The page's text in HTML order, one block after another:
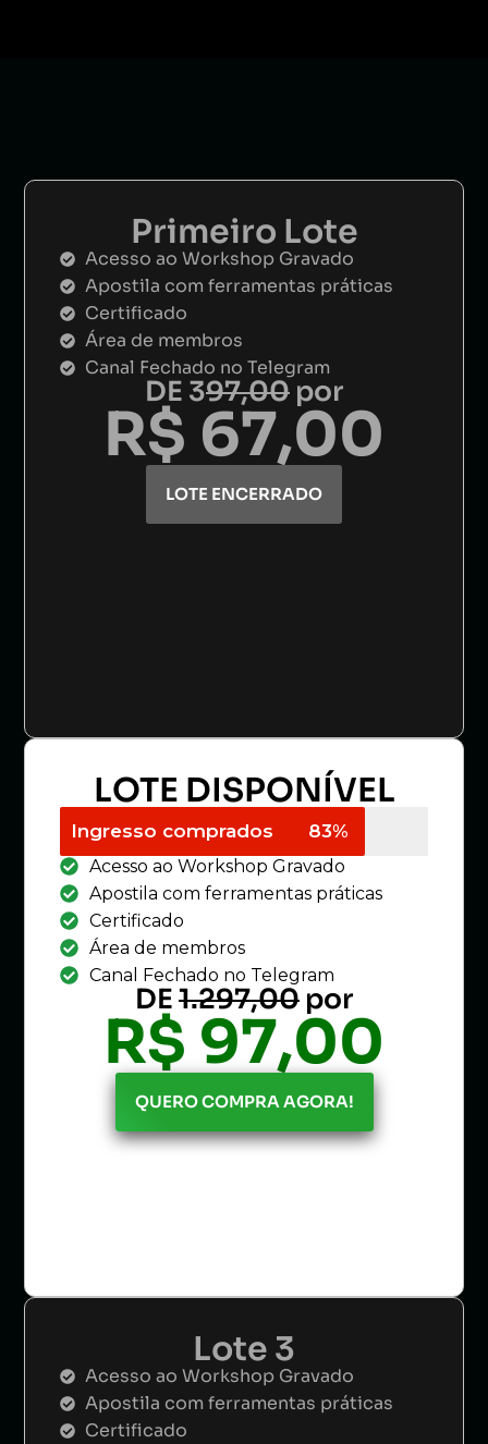
Primeiro Lote
Acesso ao Workshop Gravado
Apostila com ferramentas práticas
​Certificado
Área de membros
Canal Fechado no Telegram
DE 397,00 por
R$ 67,00
LOTE ENCERRADO
LOTE DISPONÍVEL
Ingresso comprados 83%
Acesso ao Workshop Gravado
Apostila com ferramentas práticas
​Certificado
Área de membros
Canal Fechado no Telegram
DE1.297,00 por
R$ 97,00
QUERO COMPRA AGORA!
Lote 3
Acesso ao Workshop Gravado
Apostila com ferramentas práticas
​Certificado